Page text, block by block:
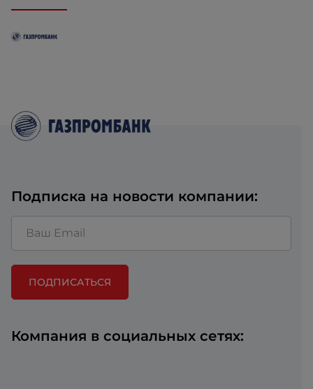
Подписка на новости компании:
ПОДПИСАТЬСЯ
Компания в социальных сетях: